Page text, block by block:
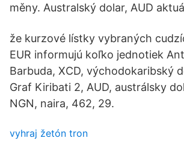
měny. Australský dolar, AUD
že kurzové lístky vybraných
EUR informujú koľko jednotiek
Barbuda, XCD, východokaribský
Graf Kiribati 2, AUD, austrálsky
NGN, naira, 462, 29.
vyhraj žetón tron